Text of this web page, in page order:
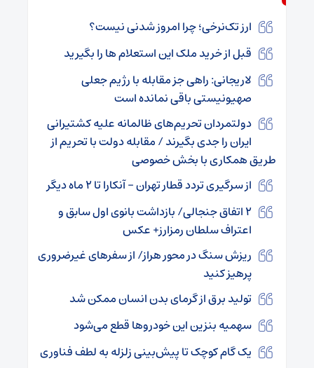
ارز تک‌نرخی؛ چرا امروز شدنی نیست؟
قبل از خرید ملک این استعلام ها را بگیرید
لاریجانی: راهی جز مقابله با رژیم جعلی
صهیونیستی باقی نمانده است
دولتمردان تحریم‌های ظالمانه علیه کشتیرانی
ایران را جدی بگیرند / مقابله دولت با تحریم از
طریق همکاری با بخش خصوصی
از سرگیری تردد قطار تهران – آنکارا تا ۲ ماه دیگر
۲ اتفاق جنجالی/ بازداشت بانوی اول سابق و
اعتراف سلطان رمزارز+ عکس
ریزش سنگ در محور هراز/ از سفر‌های غیرضروری
پرهیز کنید
تولید برق از گرمای بدن انسان ممکن شد
سهمیه بنزین این خودروها قطع می‌شود
یک گام کوچک تا پیش‌بینی زلزله به لطف فناوری